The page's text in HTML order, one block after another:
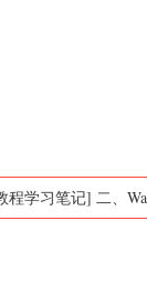
程学习笔记] 二、